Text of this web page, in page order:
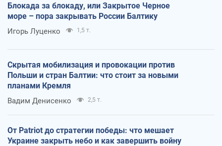
Блокада за блокаду, или Закрытое Черное
море – пора закрывать России Балтику
Игорь Луценко 1,5 т.
Скрытая мобилизация и провокации против
Польши и стран Балтии: что стоит за новыми
планами Кремля
Вадим Денисенко 2,5 т.
От Patriot до стратегии победы: что мешает
Украине закрыть небо и как завершить войну